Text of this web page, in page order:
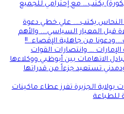
يكتب… مع إحترامي للجميع
النحاس يكتب…. علي خطي دعوة
قبل المعيار السياسي…. والأهم
من جاهلية الإقصاء..!!
… وانتصارات القوات
الاتهامات بين أبوظبي ووكلاءها
تستعيد جزءاً من قدراتها
بولاية الجزيرة تفرز عطاء ماكينات
للطباعة